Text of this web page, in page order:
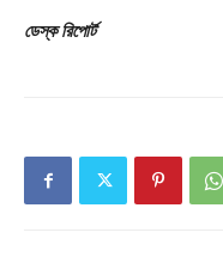
ডেস্ক রিপোর্ট